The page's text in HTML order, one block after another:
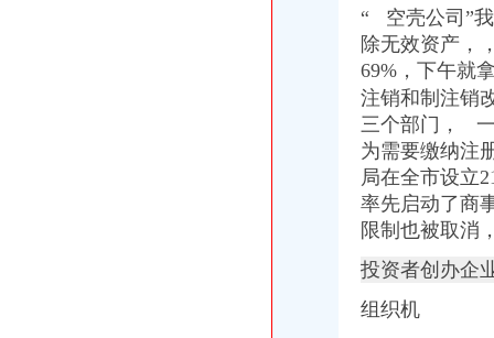
渝中区大坪威讯通讯器材经营部__信用档案_信用报告_信用怎么
90%创业者不知在重庆注册公司需要准备哪些材料？_搜狐社会_搜狐网
重庆市渝中区方越电脑经营部__信用档案_信用报告_信用怎么样
【重庆设计策划|重庆活动策划/品牌推广/企业形象设计/logo设计】-重
职工从原单位离职,原单位注销后没有到公积金中心办理单位公积金
请各社会团体于每年月1日登陆重庆重庆市渝中区人民.doc下载-支
“ 空壳公司”
除无效资产，
69%，下午就
注销和制注销
三个部门，
为需要缴纳注
局在全市设立
率先启动了商
限制也被取消
投资者创办企
组织机